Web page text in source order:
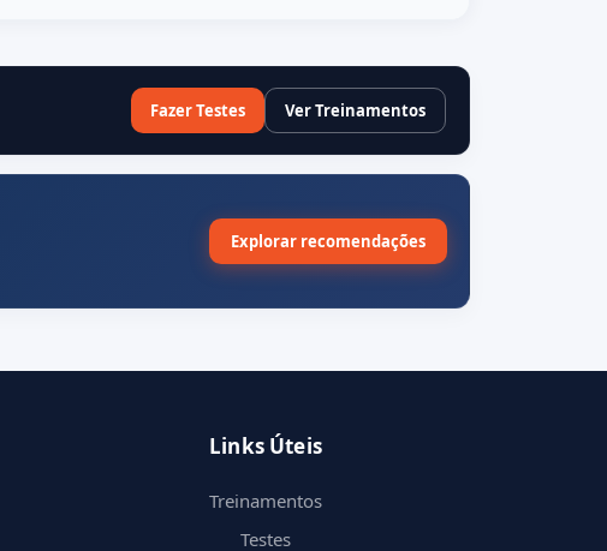
Fazer Testes Ver Treinamentos
Explorar recomendações
Links Úteis
Treinamentos
Testes